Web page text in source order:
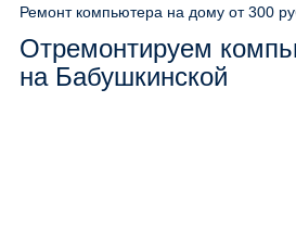
Ремонт компьютера на дому от 300
Отремонтируем
на Бабушкинской